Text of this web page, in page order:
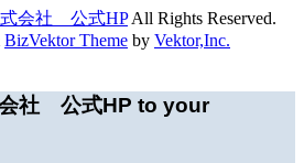
式会社 公式HPAll Rights Reserved.
BizVektor Theme by Vektor,Inc.
社 公式HP to your